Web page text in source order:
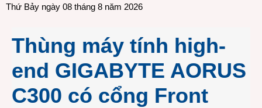
Thứ Bảy ngày 08 tháng 8 năm 2026
Thùng máy tính high-
end GIGABYTE AORUS
C300 có cổng Front